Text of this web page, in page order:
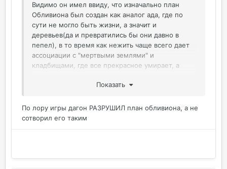
Видимо он имел ввиду, что изначально план
Обливиона был создан как аналог ада, где по
сути не могло быть жизни, а значит и
деревьев(да и превратились бы они давно в
пепел), в то время как нежить чаще всего дает
ассоциации с "мертвыми землями" и
кладбищами, где все прекрасное умирает, а
Показать
По лору игры дагон РАЗРУШИЛ план обливиона, а не
сотворил его таким